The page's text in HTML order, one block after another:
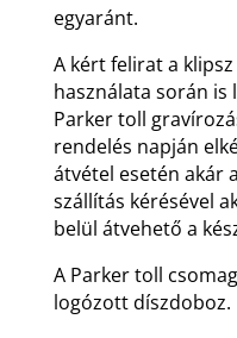
egyaránt.
A kért felirat a
használata során is
Parker toll
rendelés napján
átvétel esetén akár
szállítás kérésével
belül átvehető a
A Parker toll
logózott díszdoboz.